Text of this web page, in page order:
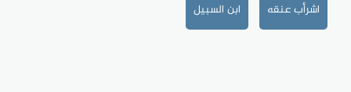
اشرأب عنقه ابن السبيل